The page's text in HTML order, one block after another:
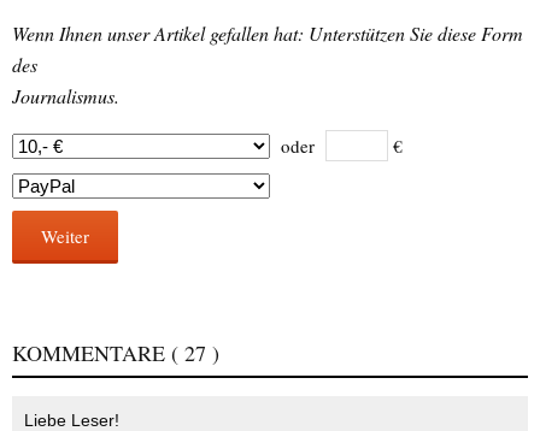
Wenn Ihnen unser Artikel gefallen hat: Unterstützen Sie diese Form
des
Journalismus.
oder €
Weiter
KOMMENTARE ( 27 )
Liebe Leser!